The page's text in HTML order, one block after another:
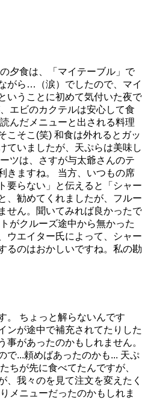
夕食は、「マイテーブル」で
がら…（涙）でしたので、マイ
いうことに初めて気付いた夜で
エビのカクテルは安心して食
んだメニューと出される料理
こそこ(笑) 和食は外れるとガッ
ていましたが、天ぷらは美味し
ツは、さすが与太爺さんのテ
きますね。 当方、いつもの席
要らない」と伝えると「シャー
、勧めてくれましたが、フルー
せん。聞いてみれば良かったで
がクルーズ途中から無かった
ウエイター氏によって、シャー
るのはおかしいですね。私の勘
。 ちょっと解らないんです
ンが途中で補充されてたりした
があったのかもしれません。
で...頼めばあったのかも... 天ぷ
ちが先に食べてたんですが、
、我々のを見て注文を変えたく
メニューだったのかもしれま